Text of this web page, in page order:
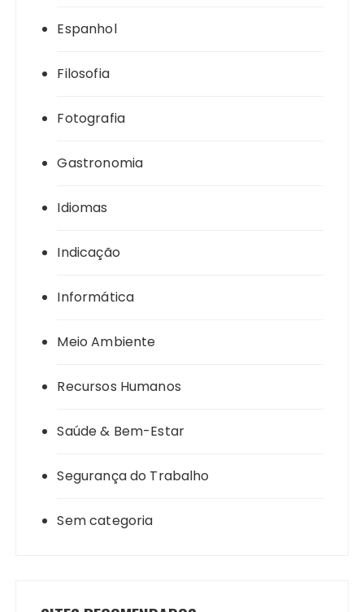
Espanhol
Filosofia
Fotografia
Gastronomia
Idiomas
Indicação
Informática
Meio Ambiente
Recursos Humanos
Saúde & Bem-Estar
Segurança do Trabalho
Sem categoria